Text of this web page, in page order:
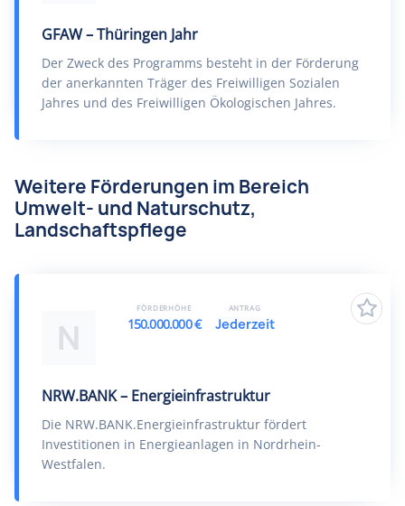
GFAW – Thüringen Jahr
Der Zweck des Programms besteht in der Förderung
der anerkannten Träger des Freiwilligen Sozialen
Jahres und des Freiwilligen Ökologischen Jahres.
Weitere Förderungen im Bereich
Umwelt- und Naturschutz,
Landschaftspflege
N
NRW.BANK – Energieinfrastruktur
Die NRW.BANK.Energieinfrastruktur fördert
Investitionen in Energieanlagen in Nordrhein-
Westfalen.
FÖRDERHÖHE
150.000.000 €
ANTRAG
Jederzeit